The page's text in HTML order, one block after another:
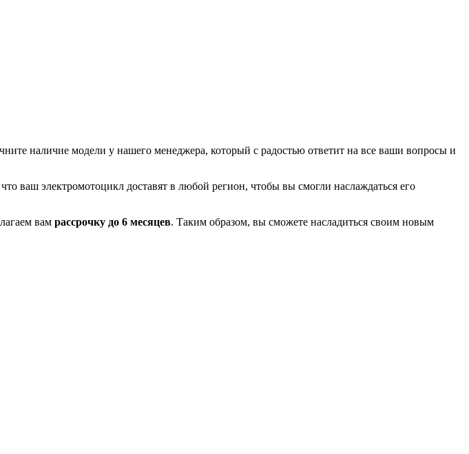
наличие модели у нашего менеджера, который с радостью ответит на все ваши вопросы и
ваш электромотоцикл доставят в любой регион, чтобы вы смогли наслаждаться его
вам рассрочку до 6 месяцев. Таким образом, вы сможете насладиться своим новым